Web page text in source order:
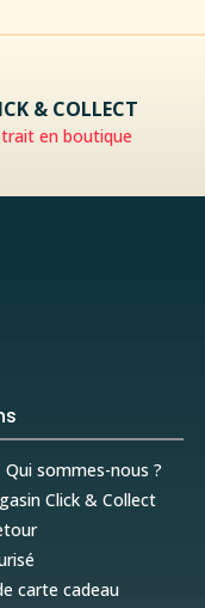
& COLLECT
en boutique
sommes-nous ?
Click & Collect
carte cadeau